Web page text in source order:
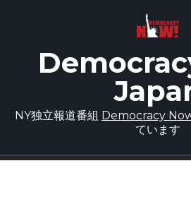
NY独立報道番組 Democracy
ています